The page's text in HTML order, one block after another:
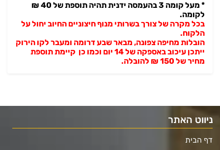
* מעל קומה 3 בהעמסה ידנית תהיה תוספת של 40 ₪
לקומה.
בכל מקרה של צורך בשרותי מנוף חיצוניים החיוב יחול על
הלקוח.
הובלות מחיפה צפונה, מבאר שבע דרומה ומעבר לקו הירוק
ייתכן עיכוב באספקה של 14 יום וכמו כן קיימת תוספת
מחיר של 150 ₪ להובלה.
ניווט האתר
דף הבית